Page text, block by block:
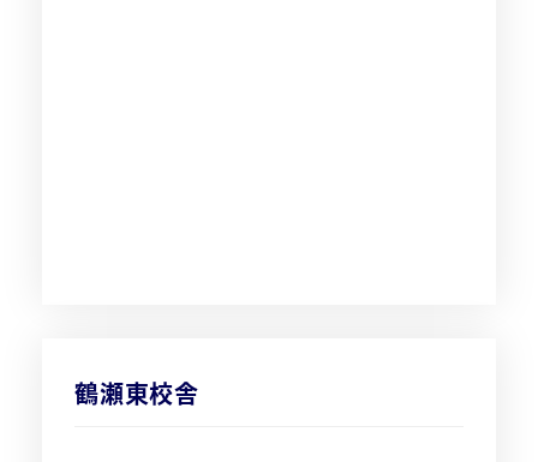
鶴瀬東校舎